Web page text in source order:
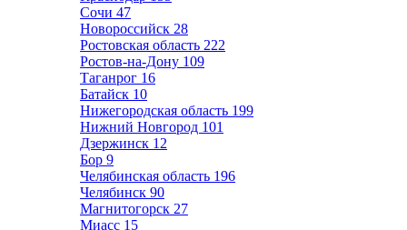
Сочи 47
Новороссийск 28
Ростовская область 222
Ростов-на-Дону 109
Таганрог 16
Батайск 10
Нижегородская область 199
Нижний Новгород 101
Дзержинск 12
Бор 9
Челябинская область 196
Челябинск 90
Магнитогорск 27
Миасс 15